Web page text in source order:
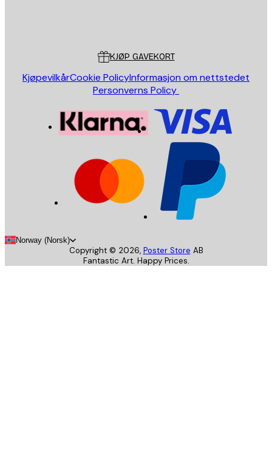
KJØP GAVEKORT
KjøpevilkårCookie PolicyInformasjon om nettstedet
Personverns Policy
Norway (Norsk)
Copyright © 2026, Poster Store AB
Fantastic Art. Happy Prices.